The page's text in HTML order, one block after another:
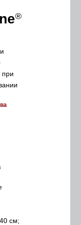
®
при
см;